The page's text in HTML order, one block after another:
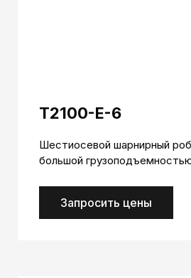
T2100-E-6
Шестиосевой шарнирный
большой
Запросить цены